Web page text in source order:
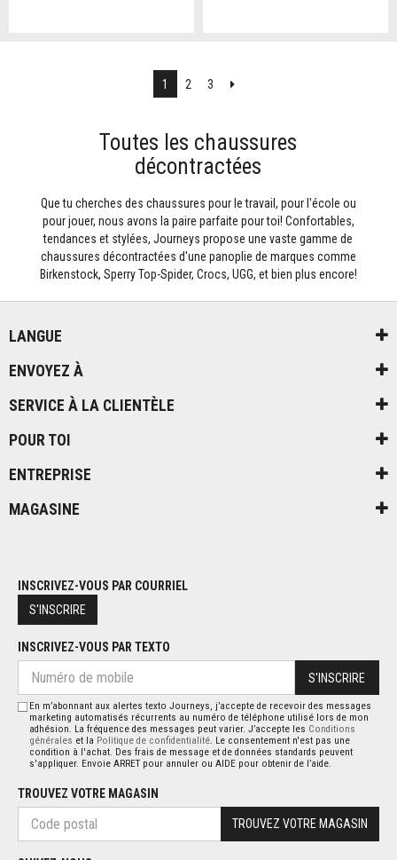
1 2 3 Suivant
Toutes les chaussures
décontractées
Que tu cherches des chaussures pour le travail, pour l'école ou
pour jouer, nous avons la paire parfaite pour toi! Confortables,
tendances et stylées, Journeys propose une vaste gamme de
chaussures décontractées d'une panoplie de marques comme
Birkenstock, Sperry Top-Spider, Crocs, UGG, et bien plus encore!
LANGUE
ENVOYEZ À
SERVICE À LA CLIENTÈLE
POUR TOI
ENTREPRISE
MAGASINE
INSCRIVEZ-VOUS PAR COURRIEL
S'INSCRIRE
INSCRIVEZ-VOUS PAR TEXTO
S'INSCRIRE
En m’abonnant aux alertes texto Journeys, j’accepte de recevoir des messages
marketing automatisés récurrents au numéro de téléphone utilisé lors de mon
adhésion. La fréquence des messages peut varier. J’accepte les Conditions
générales et la Politique de confidentialité. Le consentement n'est pas une
condition à l'achat. Des frais de message et de données standards peuvent
s'appliquer. Envoie ARRET pour annuler ou AIDE pour obtenir de l’aide.
TROUVEZ VOTRE MAGASIN
TROUVEZ VOTRE MAGASIN